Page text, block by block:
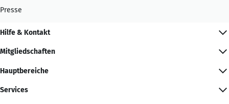
Presse
Hilfe & Kontakt
Mitgliedschaften
Hauptbereiche
Services